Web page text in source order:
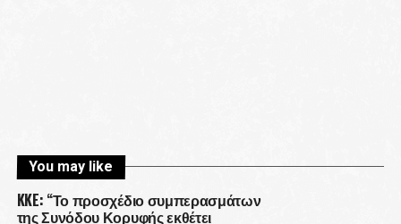
You may like
KKE: “Το προσχέδιο συμπερασμάτων
της Συνόδου Κορυφής εκθέτει